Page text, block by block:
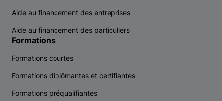
Aide au financement des entreprises
Aide au financement des particuliers
Formations
Formations courtes
Formations diplômantes et certifiantes
Formations préqualifiantes